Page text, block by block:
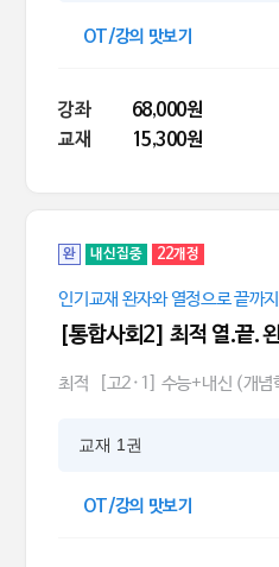
OT/강의 맛보기
강좌
68,000원
교재
15,300원
완 내신집중 22개정
인기교재 완자와 열정으로 끝까
[통합사회2] 최적 열.끝.
최적 [고2·1] 수능+내신 (개념
교재 1권
OT/강의 맛보기